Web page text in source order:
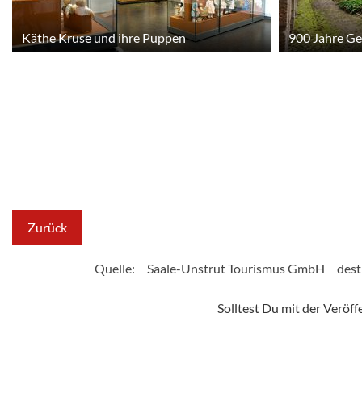
Käthe Kruse und ihre Puppen
Zurück
Quelle: Saale-Unstrut Tourismus GmbH
Solltest Du mit der